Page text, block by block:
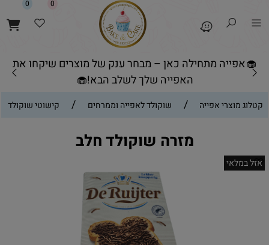
🧁אפייה מתחילה כאן – מבחר ענק של מוצרים שיקחו את
האפייה שלך לשלב הבא!🧁
0 0
קטלוג מוצרי אפייה / שוקולד לאפייה וממרחים / קישוטי שוקולד
מזרה שוקולד חלב
אזל במלאי